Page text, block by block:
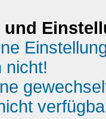
und
nicht!